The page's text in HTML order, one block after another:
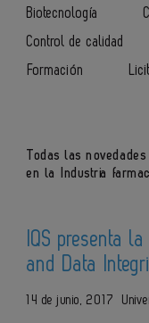
Biotecnología
Control de calidad
Formación
Todas las
en la Industria
IQS presenta
and Data
14 de junio, 2017